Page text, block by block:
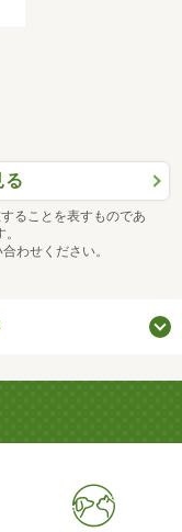
る
ることを表すものであ
わせください。